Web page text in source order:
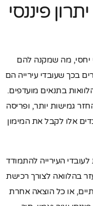
פיננסי
יחסי, מה שמקנה להם
בכך שעובדי עירייה הם
בתנאים מועדפים.
גמישות יותר, ופריסה
אלו לקבל את המימון
העירייה להתמודד
בהלוואה לצורך רכישת
או כל הוצאה אחרת